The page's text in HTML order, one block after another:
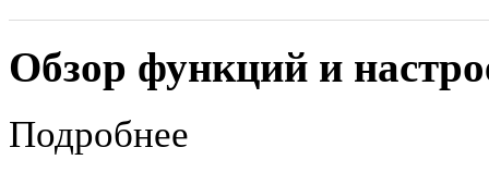
Обзор функций и
Подробнее